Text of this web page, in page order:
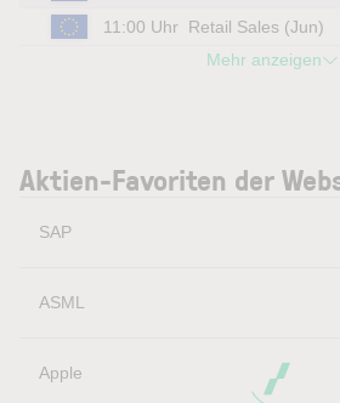
11:00 Uhr Retail Sales (Jun)
Mehr anzeigen
Aktien-Favoriten der
SAP
ASML
Apple